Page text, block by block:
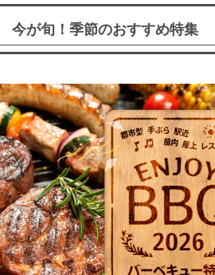
今が旬！季節のおすすめ特集